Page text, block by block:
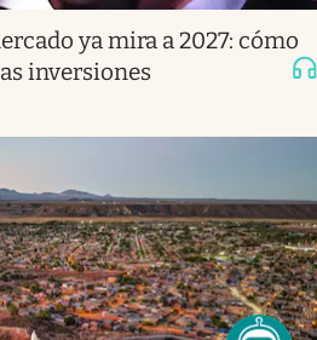
ya mira a 2027: cómo
inversiones